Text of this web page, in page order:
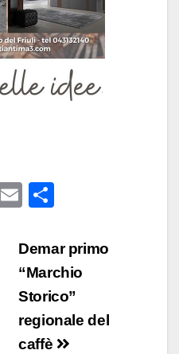
Li
E
ail n
di
vi
di
Demar primo
“Marchio
Storico”
regionale del
caffè